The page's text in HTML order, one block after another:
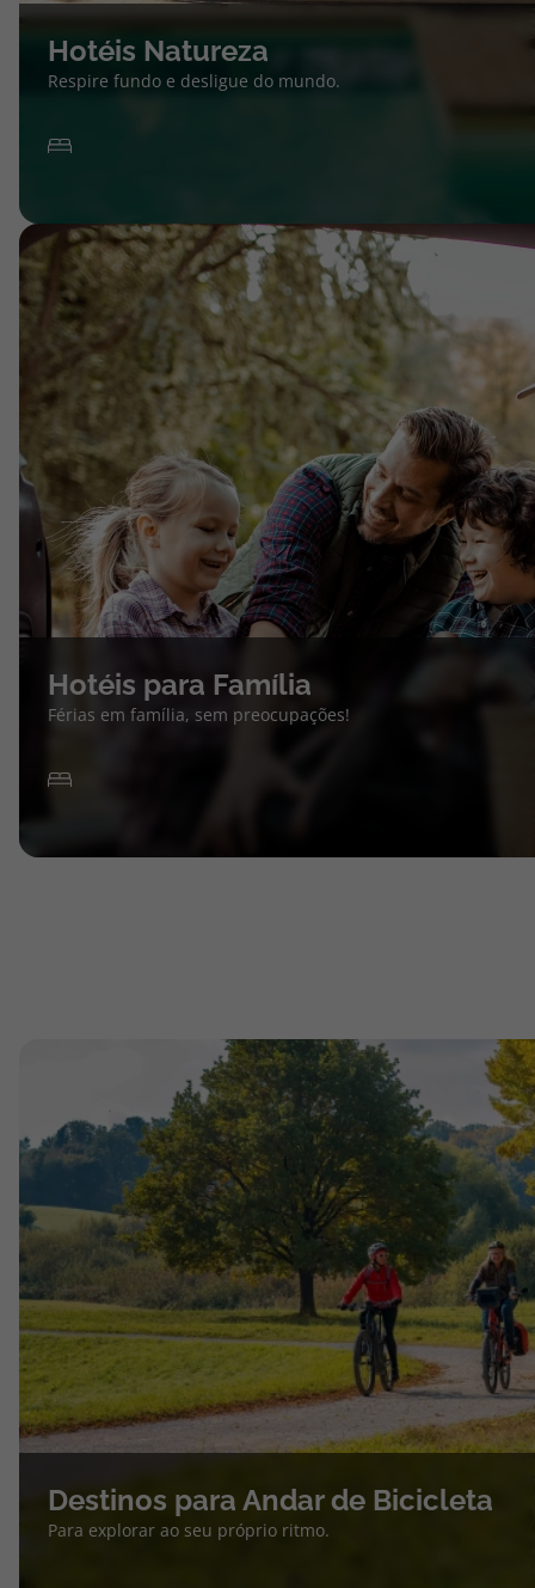
Hotéis Natureza
Respire fundo e desligue do mundo.
Hotéis para Família
Férias em família, sem preocupações!
Destinos para Andar de Bicicleta
Para explorar ao seu próprio ritmo.